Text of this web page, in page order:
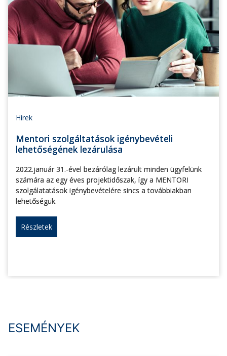
Hírek
Mentori szolgáltatások igénybevételi
lehetőségének lezárulása
2022.január 31.-ével bezárólag lezárult minden ügyfelünk
számára az egy éves projektidőszak, így a MENTORI
szolgálatatások igénybevételére sincs a továbbiakban
lehetőségük.
Részletek
ESEMÉNYEK